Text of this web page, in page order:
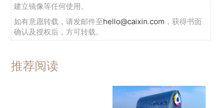
建立镜像等任何使用。
如有意愿转载，请发邮件至hello@caixin.com ，获得书面
确认及授权后，方可转载。
推荐阅读